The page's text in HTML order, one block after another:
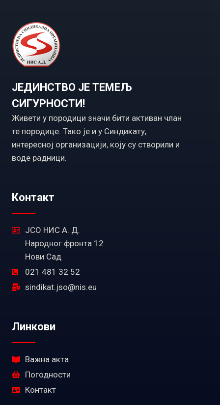
ЈЕДИНСТВО ЈЕ ТЕМЕЉ
СИГУРНОСТИ!
Живети у породици значи бити активан члан
те породице. Тако је и у Синдикату,
интересној организацији, коју су створили и
воде радници.
Контакт
ЈСО НИС А. Д.
Народног фронта 12
Нови Сад
021 481 32 52
sindikat.jso@nis.eu
Линкови
Важна акта
Погодности
Контакт